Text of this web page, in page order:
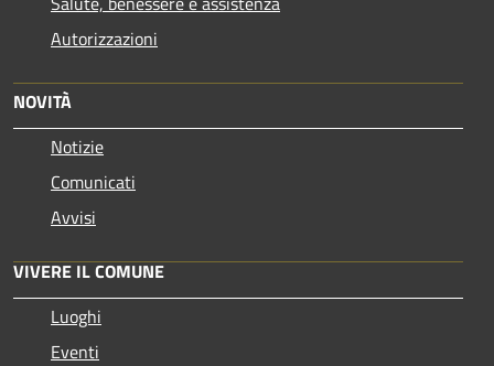
Autorizzazioni
NOVITÀ
Notizie
Comunicati
Avvisi
VIVERE IL COMUNE
Luoghi
Eventi